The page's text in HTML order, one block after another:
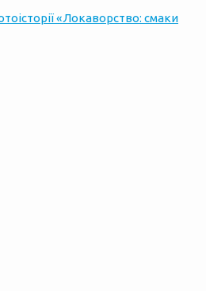
«Локаворство: смаки